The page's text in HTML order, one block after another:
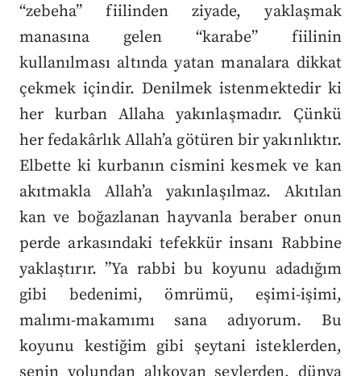
“zebeha” fiilinden ziyade, yaklaşmak
manasına gelen “karabe” fiilinin
kullanılması altında yatan manalara dikkat
çekmek içindir. Denilmek istenmektedir ki
her kurban Allaha yakınlaşmadır. Çünkü
her fedakârlık Allah’a götüren bir yakınlıktır.
Elbette ki kurbanın cismini kesmek ve kan
akıtmakla Allah’a yakınlaşılmaz. Akıtılan
kan ve boğazlanan hayvanla beraber onun
perde arkasındaki tefekkür insanı Rabbine
yaklaştırır. ”Ya rabbi bu koyunu adadığım
gibi bedenimi, ömrümü, eşimi-işimi,
malımı-makamımı sana adıyorum. Bu
koyunu kestiğim gibi şeytani isteklerden,